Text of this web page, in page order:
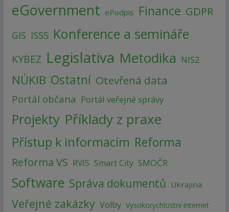
eGovernment ePodpis Finance GDPR
GIS ISSS Konference a semináře
KYBEZ Legislativa Metodika NIS2
NÚKIB Ostatní Otevřená data
Portál občana Portál veřejné správy
Projekty Příklady z praxe
Přístup k informacím Reforma
Reforma VS RVIS Smart City SMOČR
Software Správa dokumentů Ukrajina
Veřejné zakázky Volby Vysokorychlostní internet